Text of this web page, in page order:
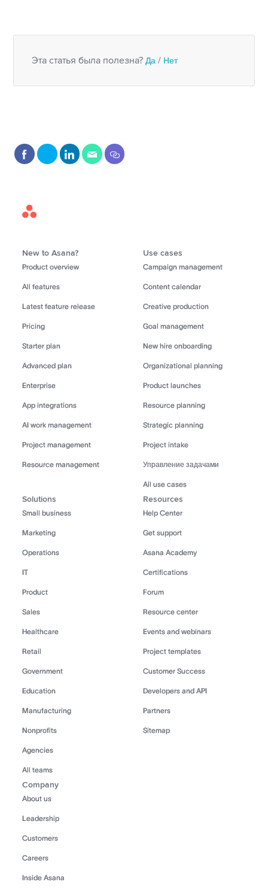
Эта статья была полезна? Да / Нет
Asana
New to Asana?
Product overview
All features
Latest feature release
Pricing
Starter plan
Advanced plan
Enterprise
App integrations
AI work management
Project management
Resource management
Use cases
Campaign management
Content calendar
Creative production
Goal management
New hire onboarding
Organizational planning
Product launches
Resource planning
Strategic planning
Project intake
Управление задачами
All use cases
Solutions
Small business
Marketing
Operations
IT
Product
Sales
Healthcare
Retail
Government
Education
Manufacturing
Nonprofits
Agencies
All teams
Resources
Help Center
Get support
Asana Academy
Certifications
Forum
Resource center
Events and webinars
Project templates
Customer Success
Developers and API
Partners
Sitemap
Company
About us
Leadership
Customers
Careers
Inside Asana